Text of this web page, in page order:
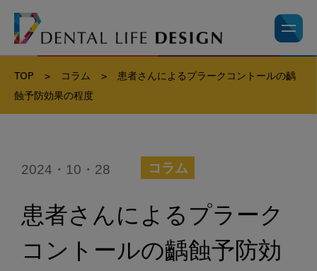
TOP > コラム >
患者さんによるプラークコントールの齲
蝕予防効果の程度
2024・10・28 コラム
患者さんによるプラーク
コントールの齲蝕予防効